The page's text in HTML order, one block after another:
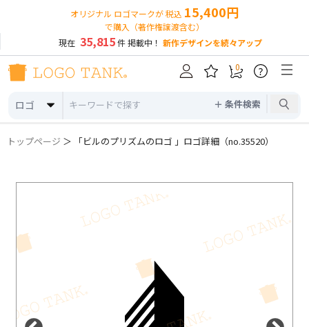
オリジナル ロゴマークが 税込 15,400円
で購入（著作権譲渡含む）
現在 35,815件 掲載中！ 新作デザインを続々アップ
ロゴ ＋ 条件検索
0 ?
トップページ ＞ 「ビルのプリズムのロゴ 」ロゴ詳細（no.35520）